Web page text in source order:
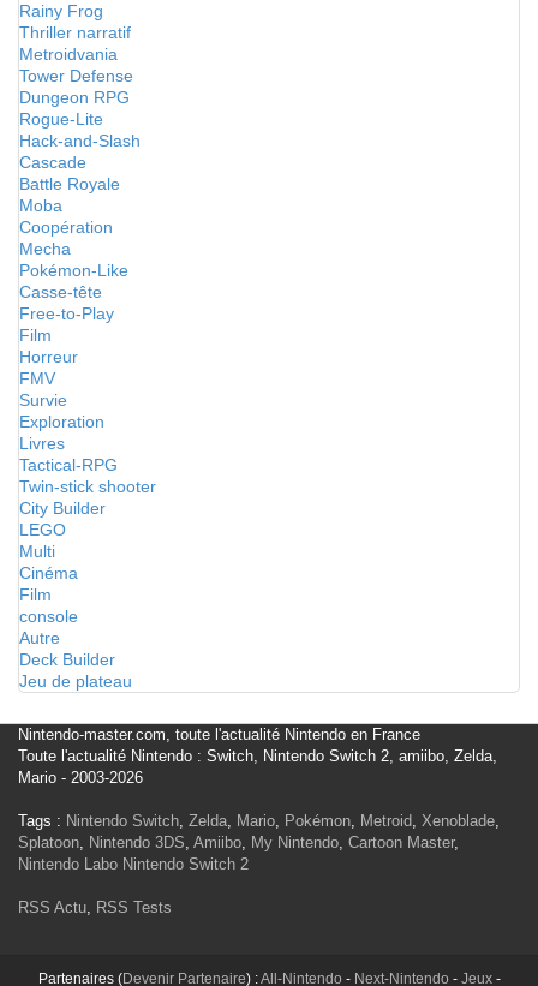
Rainy Frog
Thriller narratif
Metroidvania
Tower Defense
Dungeon RPG
Rogue-Lite
Hack-and-Slash
Cascade
Battle Royale
Moba
Coopération
Mecha
Pokémon-Like
Casse-tête
Free-to-Play
Film
Horreur
FMV
Survie
Exploration
Livres
Tactical-RPG
Twin-stick shooter
City Builder
LEGO
Multi
Cinéma
Film
console
Autre
Deck Builder
Jeu de plateau
Nintendo-master.com, toute l'actualité Nintendo en France
Toute l'actualité Nintendo : Switch, Nintendo Switch 2, amiibo, Zelda,
Mario - 2003-2026
Tags : Nintendo Switch, Zelda, Mario, Pokémon, Metroid, Xenoblade,
Splatoon, Nintendo 3DS, Amiibo, My Nintendo, Cartoon Master,
Nintendo Labo Nintendo Switch 2
RSS Actu, RSS Tests
Partenaires (Devenir Partenaire) :All-Nintendo - Next-Nintendo - Jeux-